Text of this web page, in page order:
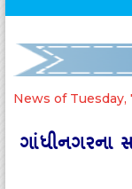
News of
ગાંધીનગરના